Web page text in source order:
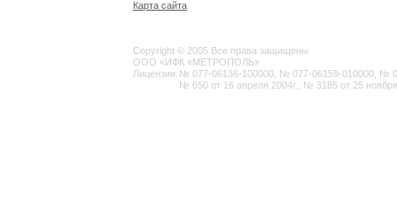
Карта сайта
Copyright © 2005 Все права защищены
ООО «ИФК «МЕТРОПОЛЬ»
Лицензии: № 077-06136-100000, № 077-06159-010000, №
№ 650 от 16 апреля 2004г., № 3185 от 25